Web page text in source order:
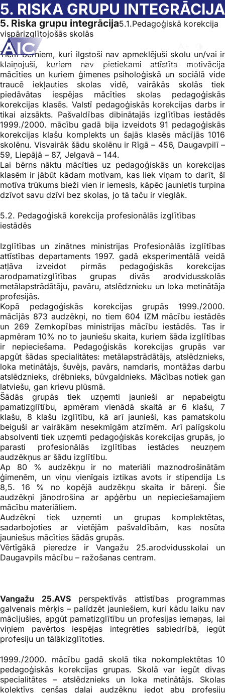
Skip to main content
AtvērtNomainīt
Sākumlapa ➝ Par AIC ➝ Nacionālā Observatorija Profesionālā izglītība pret
5. RISKA GRUPU INTEGRĀCIJA
5. Riska grupu integrācija5.1.Pedagoģiskā korekcija
vispārizglītojošās skolās
Tiem bērniem, kuri ilgstoši nav apmeklējuši skolu un/vai ir
klaiņojuši, kuriem nav pietiekami attīstīta motivācija
mācīties un kuriem ģimenes psiholoģiskā un sociālā vide
traucē iekļauties skolas vidē, vairākās skolās tiek
piedāvātas iespējas mācīties skolas pedagoģiskās
korekcijas klasēs. Valstī pedagoģiskās korekcijas darbs ir
tikai aizsākts. Pašvaldības dibinātajās izglītības iestādēs
1999./2000. mācību gadā bija izveidots 91 pedagoģiskās
korekcijas klašu komplekts un šajās klasēs mācījās 1016
skolēnu. Visvairāk šādu skolēnu ir Rīgā – 456, Daugavpilī –
59, Liepājā – 87, Jelgavā – 144.
Lai bērns nāktu mācīties uz pedagoģiskās un korekcijas
klasēm ir jābūt kādam motīvam, kas liek viņam to darīt, šī
motīva trūkums bieži vien ir iemesls, kāpēc jaunietis turpina
dzīvot savu dzīvi bez skolas, jo tā taču ir vieglāk.
5.2. Pedagoģiskā korekcija profesionālās izglītības
iestādēs
Izglītības un zinātnes ministrijas Profesionālās izglītības
attīstības departaments 1997. gadā eksperimentālā veidā
atļāva izveidot pirmās pedagoģiskās korekcijas
arodpamatizglītības grupas divās arodvidusskolās
metālapstrādātāju, pavāru, atslēdznieku un loka metinātāja
profesijās.
Kopā pedagoģiskās korekcijas grupās 1999./2000.
mācījās 873 audzēkņi, no tiem 604 IZM mācību iestādēs
un 269 Zemkopības ministrijas mācību iestādēs. Tas ir
apmēram 10% no to jauniešu skaita, kuriem šāda izglītības
ir nepieciešama. Pedagoģiskās korekcijas grupās var
apgūt šādas specialitātes: metālapstrādātājs, atslēdznieks,
loka metinātājs, šuvējs, pavārs, namdaris, montāžas darbu
atslēdznieks, drēbnieks, būvgaldnieks. Mācības notiek gan
latviešu, gan krievu plūsmā.
Šādās grupās tiek uzņemti jaunieši ar nepabeigtu
pamatizglītību, apmēram vienādā skaitā ar 6 klašu, 7
klašu, 8 klašu izglītību, kā arī jaunieši, kas pamatskolu
beiguši ar vairākām nesekmīgām atzīmēm. Arī palīgskolu
absolventi tiek uzņemti pedagoģiskās korekcijas grupās, jo
parasti profesionālās izglītības iestādes neuzņem
audzēkņus ar šādu izglītību.
Ap 80 % audzēkņu ir no materiāli maznodrošinātām
ģimenēm, un viņu vienīgais iztikas avots ir stipendija Ls
8,5. 16 % no kopējā audzēkņu skaita ir bāreņi. Šie
audzēkņi jānodrošina ar apģērbu un nepieciešamajiem
mācību materiāliem.
Audzēkņi tiek uzņemti un grupas komplektētas,
sadarbojoties ar vietējām pašvaldībām, kas nosūta
jauniešus mācīties šādās grupās.
Vērtīgākā pieredze ir Vangažu 25.arodvidusskolai un
Daugavpils mācību – ražošanas centram.
Vangažu 25.AVS perspektīvās attīstības programmas
galvenais mērķis – palīdzēt jauniešiem, kuri kādu laiku nav
mācījušies, apgūt pamatizglītību un profesijas iemaņas, lai
viņiem pavērtos iespējas integrēties sabiedrībā, iegūt
profesiju un tālākizglītoties.
1999./2000. mācību gadā skolā tika nokomplektētas 10
pedagoģiskās korekcijas grupas. Skolā var iegūt divas
specialitātes – atslēdznieks un loka metinātājs. Skolas
kolektīvs cenšas daļai audzēkņu iedot abu profesiju